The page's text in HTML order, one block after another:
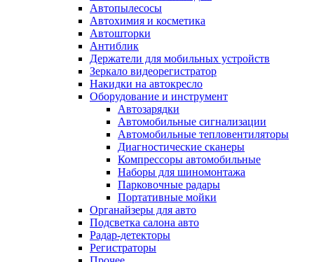
Автопылесосы
Автохимия и косметика
Автошторки
Антиблик
Держатели для мобильных устройств
Зеркало видеорегистратор
Накидки на автокресло
Оборудование и инструмент
Автозарядки
Автомобильные сигнализации
Автомобильные тепловентиляторы
Диагностические сканеры
Компрессоры автомобильные
Наборы для шиномонтажа
Парковочные радары
Портативные мойки
Органайзеры для авто
Подсветка салона авто
Радар-детекторы
Регистраторы